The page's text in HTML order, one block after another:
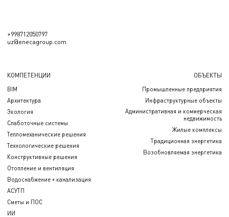
+998712050797
uz@enecagroup.com
КОМПЕТЕНЦИИ
BIM
Архитектура
Экология
Слаботочные системы
Тепломеханические решения
Технологические решения
Конструктивные решения
Отопление и вентиляция
Водоснабжение + канализация
АСУТП
Сметы и ПОС
ИИ
ОБЪЕКТЫ
Промышленные предприятия
Инфраструктурные объекты
Административная и коммерческая
недвижимость
Жилые комплексы
Традиционная энергетика
Возобновляемая энергетика